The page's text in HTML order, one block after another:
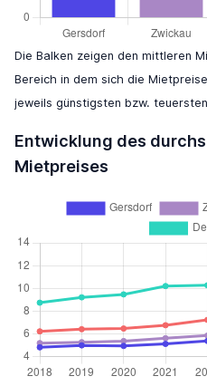
Die Balken zeigen den mittleren
Bereich in dem sich die
jeweils günstigsten bzw.
Entwicklung des
Mietpreises